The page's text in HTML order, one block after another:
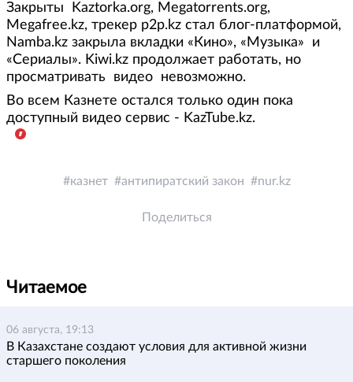
Закрыты Kaztorka.org, Megatorrents.org,
Megafree.kz, трекер p2p.kz стал блог-платформой,
Namba.kz закрыла вкладки «Кино», «Музыка» и
«Сериалы». Kiwi.kz продолжает работать, но
просматривать видео невозможно.
Во всем Казнете остался только один пока
доступный видео сервис - KazTube.kz.
казнет антипиратский закон nur.kz
Поделиться
Читаемое
06 августа, 19:13
В Казахстане создают условия для активной жизни
старшего поколения